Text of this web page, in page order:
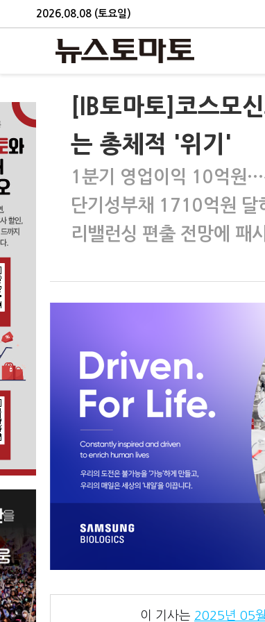
2026.08.08 (토요일)
[IB토마토]코스모
는 총체적 '위기'
1분기 영업이익 10억원
단기성부채 1710억원 달
리밸런싱 편출 전망에 패
이 기사는 2025년 05